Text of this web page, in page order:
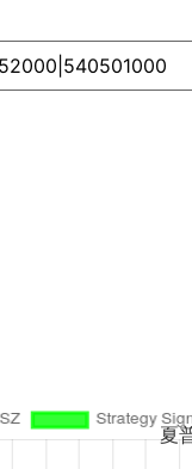
夏普这么高，主要靠